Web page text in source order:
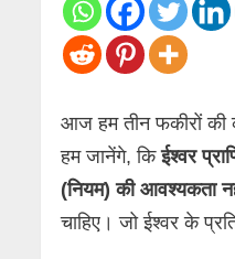
आज हम तीन फकीरों
हम जानेंगे, किईश्वर
(नियम) की आवश्यकता
चाहिए। जो ईश्वर के